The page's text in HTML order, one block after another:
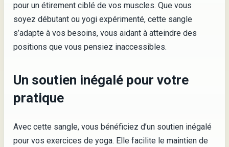
pour un étirement ciblé de vos muscles. Que vous
soyez débutant ou yogi expérimenté, cette sangle
s’adapte à vos besoins, vous aidant à atteindre des
positions que vous pensiez inaccessibles.
Un soutien inégalé pour votre
pratique
Avec cette sangle, vous bénéficiez d’un soutien inégalé
pour vos exercices de yoga. Elle facilite le maintien de